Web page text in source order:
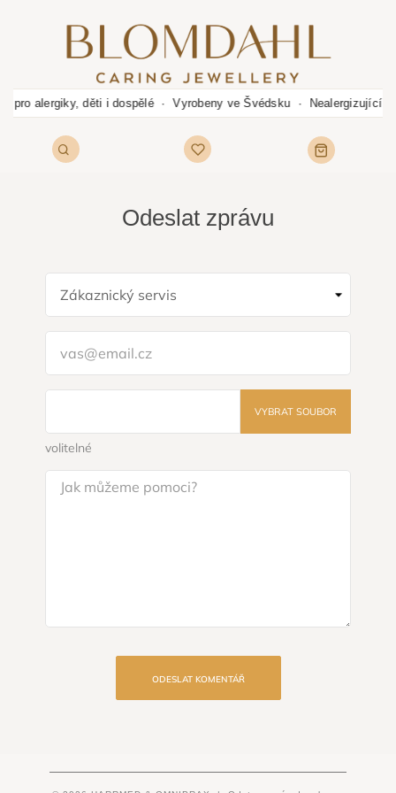
pro alergiky, děti i dospělé · Vyrobeny ve Švédsku ·
Odeslat zprávu
VYBRAT SOUBOR
volitelné